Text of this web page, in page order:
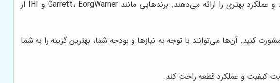
برندهای معتبر و شناخته‌شده در زمینه تولید توربوشارژ، معمولاً کیفیت بالاتری دارند و عملکرد بهتری را ارائه می‌دهند. برندهایی مانند Garrett، BorgWarner و IHI از
کنید. آن‌ها می‌توانند با توجه به نیازها و بودجه شما، بهترین گزینه را به شما
بابت کیفیت و عملکرد قطعه راحت کند.